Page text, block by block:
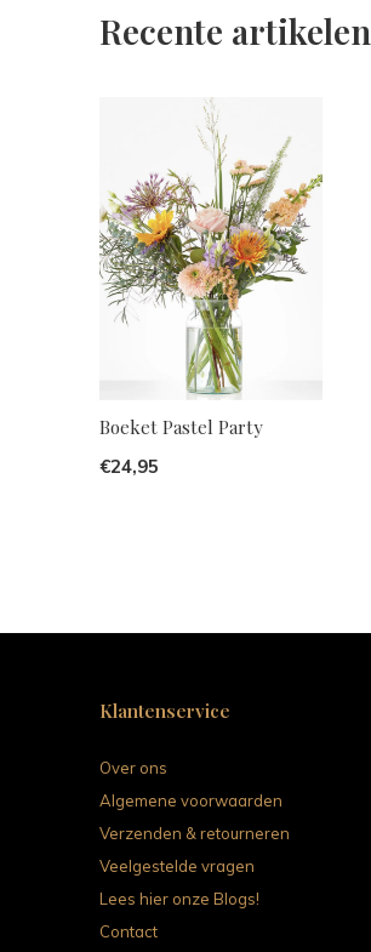
Recente artikelen
Boeket Pastel Party
€24,95
Klantenservice
Over ons
Algemene voorwaarden
Verzenden & retourneren
Veelgestelde vragen
Lees hier onze Blogs!
Contact